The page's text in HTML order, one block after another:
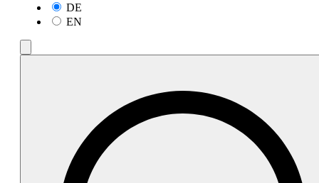
DE
EN